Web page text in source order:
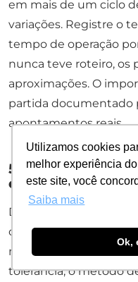
Utilizamos cookies
melhor experiência
este site, você
Saiba mais
Ok,
em mais de um ciclo
variações. Registre o
tempo de operação
nunca teve roteiro, os
aproximações. O
partida documentado
apontamentos reais.
5. Inclua
etapa
Defina um critério de
operação que admita
não é um parâmetro
tolerância, o método